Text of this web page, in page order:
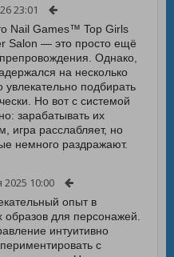
23:01
Nail Games™ Top Girls
Salon — это просто ещё
Однако,
на несколько
увлекательно подбирать
Но вот с системой
зарабатывать их
игра расслабляет, но
немного раздражают.
2025 10:00
опыт в
образов для персонажей.
интуитивно
с